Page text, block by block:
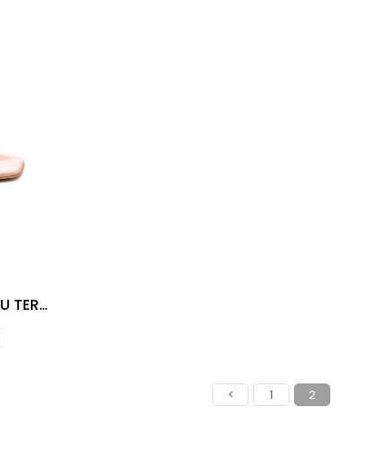
ASH BEJ RUGAN Kadın TOPUKLU TERLİK
< 1 2